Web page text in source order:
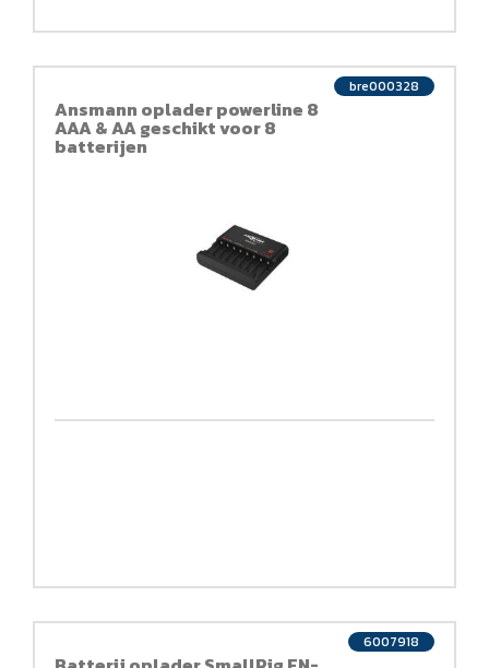
Ansmann oplader powerline 8
AAA & AA geschikt voor 8
batterijen
bre000328
6007918